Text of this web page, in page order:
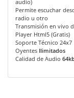
audio)
Permite escuchar
radio u otro
Transmisión en vivo
Player Html5 (Gratis)
Soporte Técnico 24x7
Oyentes Ilimitados
Calidad de Audio